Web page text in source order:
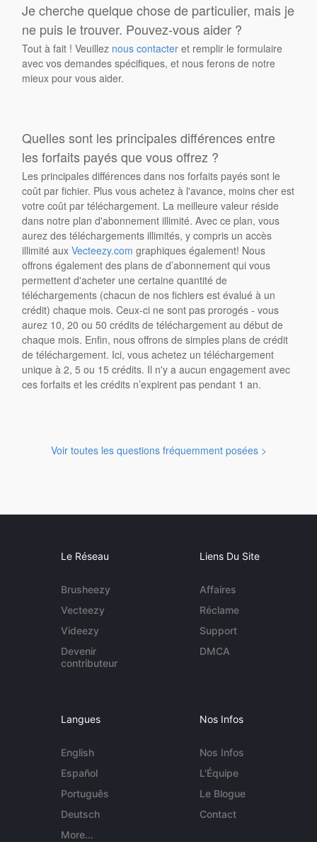
Je cherche quelque chose de particulier, mais je
ne puis le trouver. Pouvez-vous aider ?
Tout à fait ! Veuillez nous contacter et remplir le formulaire
avec vos demandes spécifiques, et nous ferons de notre
mieux pour vous aider.
Quelles sont les principales différences entre
les forfaits payés que vous offrez ?
Les principales différences dans nos forfaits payés sont le
coût par fichier. Plus vous achetez à l'avance, moins cher est
votre coût par téléchargement. La meilleure valeur réside
dans notre plan d'abonnement illimité. Avec ce plan, vous
aurez des téléchargements illimités, y compris un accès
illimité auxVecteezy.com graphiques également! Nous
offrons également des plans de d’abonnement qui vous
permettent d'acheter une certaine quantité de
téléchargements (chacun de nos fichiers est évalué à un
crédit) chaque mois. Ceux-ci ne sont pas prorogés - vous
aurez 10, 20 ou 50 crédits de téléchargement au début de
chaque mois. Enfin, nous offrons de simples plans de crédit
de téléchargement. Ici, vous achetez un téléchargement
unique à 2, 5 ou 15 crédits. Il n'y a aucun engagement avec
ces forfaits et les crédits n’expirent pas pendant 1 an.
Voir toutes les questions fréquemment posées >
Le Réseau
Brusheezy
Vecteezy
Videezy
Devenir
contributeur
Liens Du Site
Affaires
Réclame
Support
DMCA
Langues
English
Español
Português
Deutsch
More...
Nos Infos
Nos Infos
L'Équipe
Le Blogue
Contact